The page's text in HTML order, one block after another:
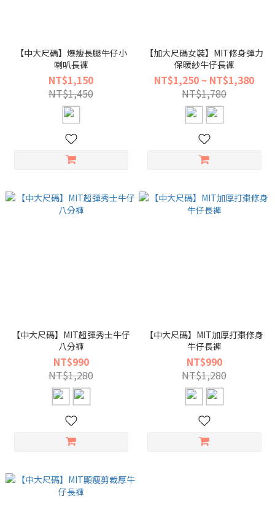
【中大尺碼】爆瘦長腿牛仔小
喇叭長褲
NT$1,150
NT$1,450
【加大尺碼女裝】MIT修身彈力
保暖紗牛仔長褲
NT$1,250 ~ NT$1,380
NT$1,780
【中大尺碼】MIT超彈秀士牛仔
八分褲
NT$990
NT$1,280
【中大尺碼】MIT加厚打棗修身
牛仔長褲
NT$990
NT$1,280